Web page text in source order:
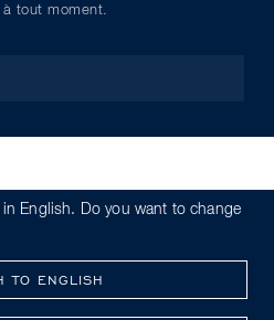
tout moment.
2026
English. Do you want to change
TO ENGLISH